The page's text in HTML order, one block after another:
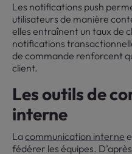
Les notifications push
utilisateurs de manière
elles entraînent un taux de
notifications
de commande renforcent
client.
Les outils de
interne
Lacommunication interne
fédérer les équipes.